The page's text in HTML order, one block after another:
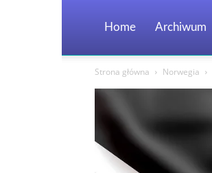
Home Archiwum
Strona główna Norwegia